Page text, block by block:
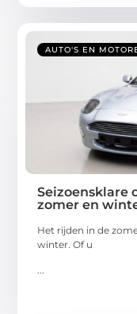
AUTO'S EN
Seizoensklare
zomer en
Het rijden in de
winter. Of u
...